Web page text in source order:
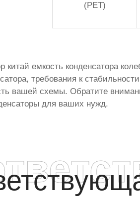
(PET)
китай емкость конденсатора
требования к
вашей схемы. Обратите
для ваших нужд.